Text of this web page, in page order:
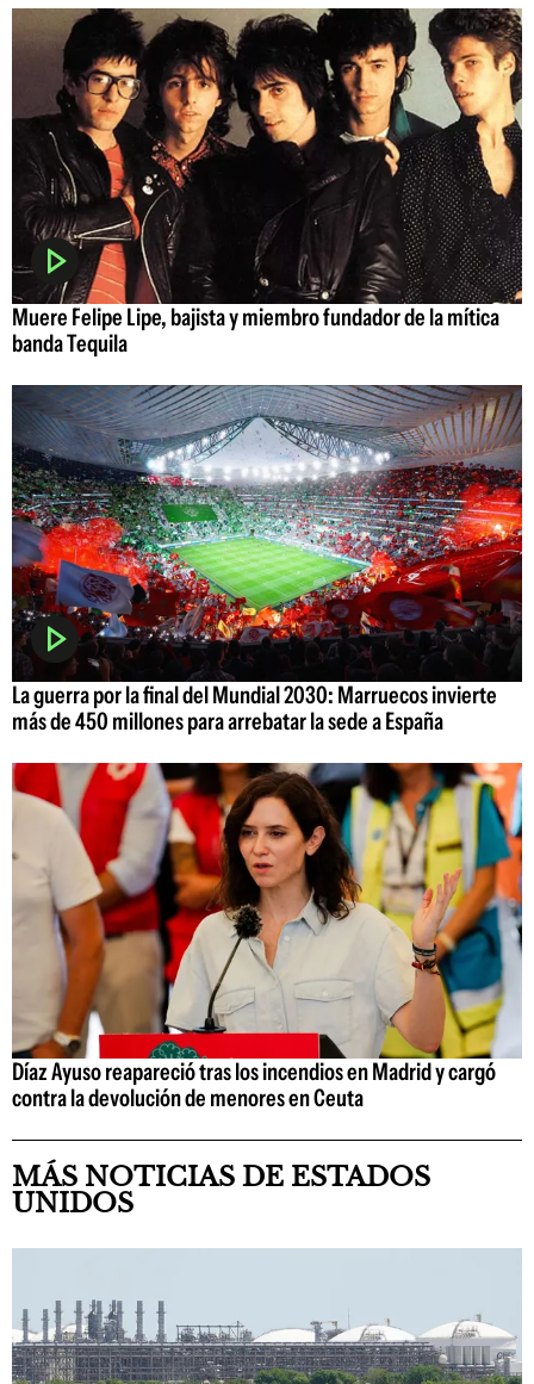
Muere Felipe Lipe, bajista y miembro fundador de la mítica
banda Tequila
La guerra por la final del Mundial 2030: Marruecos invierte
más de 450 millones para arrebatar la sede a España
Díaz Ayuso reapareció tras los incendios en Madrid y cargó
contra la devolución de menores en Ceuta
MÁS NOTICIAS DE ESTADOS
UNIDOS